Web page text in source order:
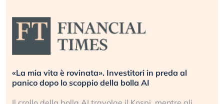
«La mia vita è rovinata». Investitori in preda al
panico dopo lo scoppio della bolla AI